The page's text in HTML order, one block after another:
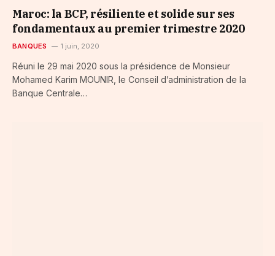
Maroc: la BCP, résiliente et solide sur ses
fondamentaux au premier trimestre 2020
BANQUES 1 juin, 2020
Réuni le 29 mai 2020 sous la présidence de Monsieur
Mohamed Karim MOUNIR, le Conseil d’administration de la
Banque Centrale…